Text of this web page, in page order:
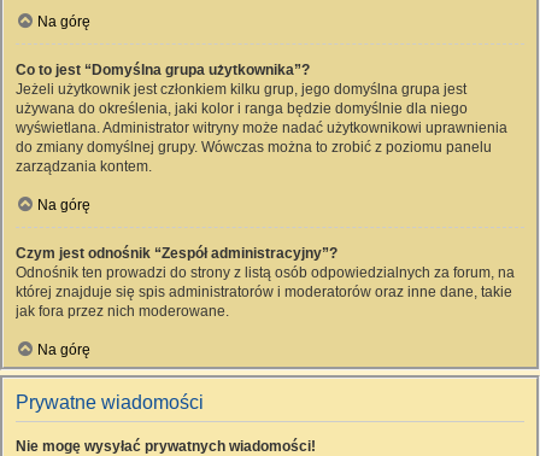
Na górę
Co to jest “Domyślna grupa użytkownika”?
Jeżeli użytkownik jest członkiem kilku grup, jego domyślna grupa jest
używana do określenia, jaki kolor i ranga będzie domyślnie dla niego
wyświetlana. Administrator witryny może nadać użytkownikowi uprawnienia
do zmiany domyślnej grupy. Wówczas można to zrobić z poziomu panelu
zarządzania kontem.
Na górę
Czym jest odnośnik “Zespół administracyjny”?
Odnośnik ten prowadzi do strony z listą osób odpowiedzialnych za forum, na
której znajduje się spis administratorów i moderatorów oraz inne dane, takie
jak fora przez nich moderowane.
Na górę
Prywatne wiadomości
Nie mogę wysyłać prywatnych wiadomości!